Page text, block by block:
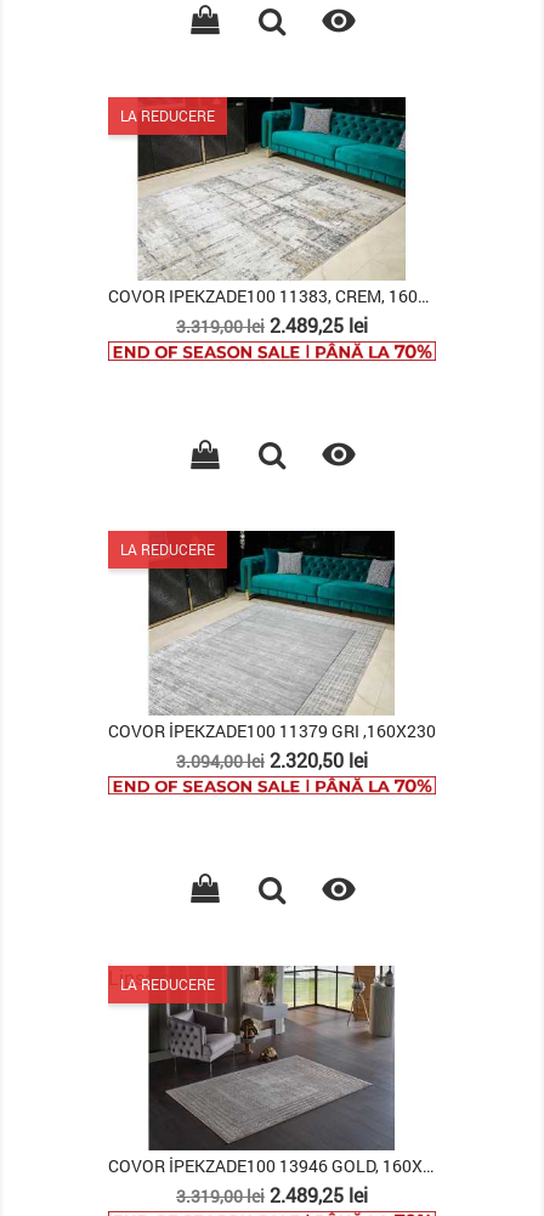

LA REDUCERE
COVOR IPEKZADE100 11383, CREM, 160X230
Pret
de
3.319,00 lei Pret
2.489,25 lei

LA REDUCERE
COVOR İPEKZADE100 11379 GRI ,160X230
Pret
de
3.094,00 lei Pret
2.320,50 lei

LA REDUCERE
Lipsa stoc
COVOR İPEKZADE100 13946 GOLD, 160X230
Pret
3.319,00 lei Pret
2.489,25 lei